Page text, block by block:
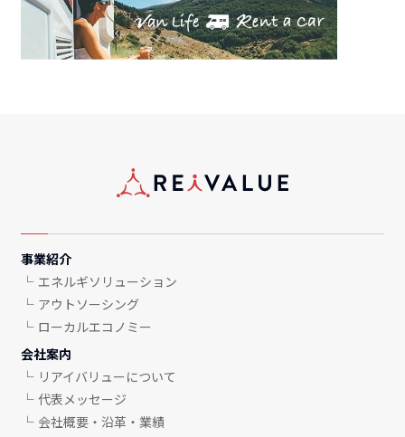
事業紹介
エネルギソリューション
アウトソーシング
ローカルエコノミー
会社案内
リアイバリューについて
代表メッセージ
会社概要・沿革・業績